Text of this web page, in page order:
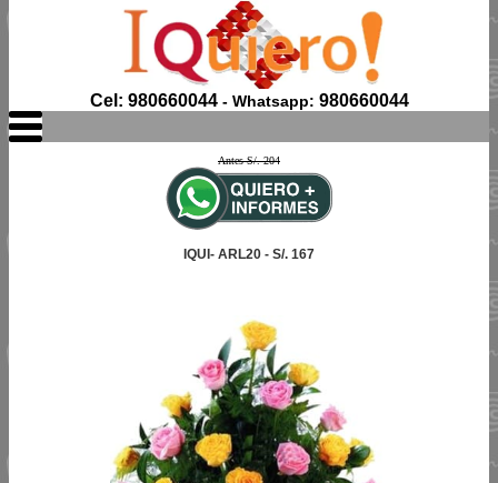
Cel: 980660044- Whatsapp: 980660044
Antes S/. 204
IQUI- ARL20 - S/. 167